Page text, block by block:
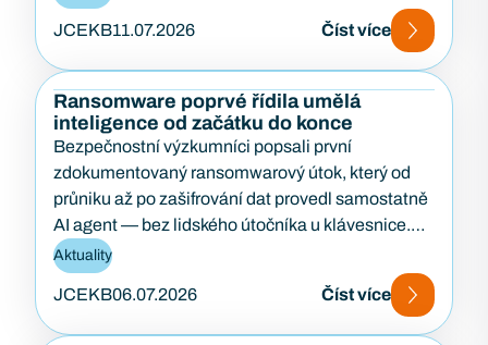
JCEKB11.07.2026 Číst více
Ransomware poprvé řídila umělá
inteligence od začátku do konce
Bezpečnostní výzkumníci popsali první
zdokumentovaný ransomwarový útok, který od
průniku až po zašifrování dat provedl samostatně
AI agent — bez lidského útočníka u klávesnice.
Případ…
Aktuality
JCEKB06.07.2026 Číst více